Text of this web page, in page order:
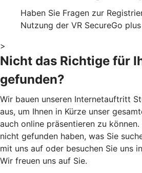
Haben Sie Fragen zur
Nutzung der VR SecureGo
>
Nicht das Richtige für
gefunden?
Wir bauen unseren Internetauftritt
aus, um Ihnen in Kürze unser
auch online präsentieren zu
nicht gefunden haben, was Sie
mit uns auf oder besuchen Sie uns
Wir freuen uns auf Sie.